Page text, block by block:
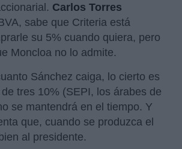
Carlos Torres
sabe que Criteria está
su 5% cuando quiera, pero
Moncloa no lo admite.
Sánchez caiga, lo cierto es
tres 10% (SEPI, los árabes de
se mantendrá en el tiempo. Y
que, cuando se produzca el
al presidente.